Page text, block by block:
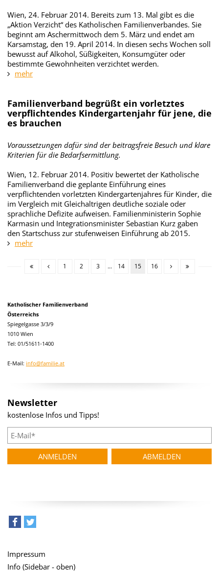
Wien, 24. Februar 2014. Bereits zum 13. Mal gibt es die
„Aktion Verzicht“ des Katholischen Familienverbandes. Sie
beginnt am Aschermittwoch dem 5. März und endet am
Karsamstag, den 19. April 2014. In diesen sechs Wochen soll
bewusst auf Alkohol, Süßigkeiten, Konsumgüter oder
bestimmte Gewohnheiten verzichtet werden.
mehr
Familienverband begrüßt ein vorletztes
verpflichtendes Kindergartenjahr für jene, die
es brauchen
Voraussetzungen dafür sind der beitragsfreie Besuch und klare
Kriterien für die Bedarfsermittlung.
Wien, 12. Februar 2014. Positiv bewertet der Katholische
Familienverband die geplante Einführung eines
verpflichtenden vorletzten Kindergartenjahres für Kinder, die
im Vergleich mit Gleichaltrigen deutliche soziale oder
sprachliche Defizite aufweisen. Familienministerin Sophie
Karmasin und Integrationsminister Sebastian Kurz gaben
den Startschuss zur stufenweisen Einführung ab 2015.
mehr
1 2 3 ... 14 15 16
Katholischer Familienverband
Österreichs
Spiegelgasse 3/3/9
1010 Wien
Tel: 01/51611-1400
E-Mail: info@familie.at
Newsletter
kostenlose Infos und Tipps!
Impressum
Info (Sidebar - oben)